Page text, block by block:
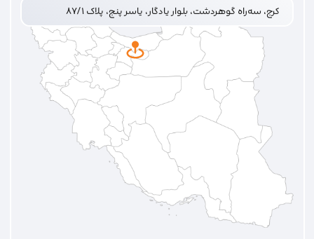
کرج، سه‌راه گوهردشت، بلوار یادگار، یاسر پنج، پلاک ۸۷/۱